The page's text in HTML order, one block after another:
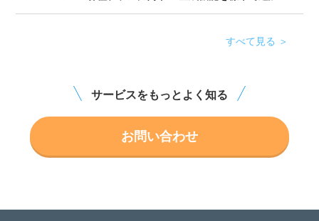
すべて見る ＞
サービスをもっとよく知る
お問い合わせ